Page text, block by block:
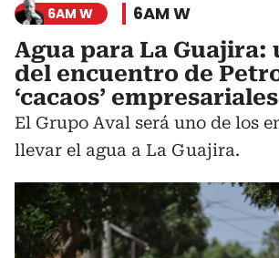
6AM W 6AM W
Agua para La Guajira:
del encuentro de
‘cacaos’ empresariales
El Grupo Aval será uno de los
llevar el agua a La Guajira.